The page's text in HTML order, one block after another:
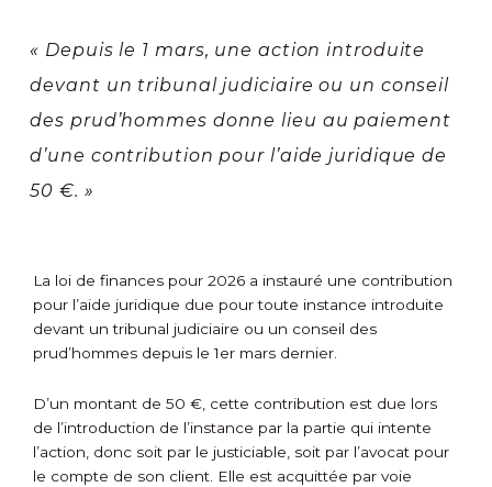
« Depuis le 1 mars, une action introduite
devant un tribunal judiciaire ou un conseil
des prud’hommes donne lieu au paiement
d’une contribution pour l’aide juridique de
50 €. »
La loi de finances pour 2026 a instauré une contribution
pour l’aide juridique due pour toute instance introduite
devant un tribunal judiciaire ou un conseil des
prud’hommes depuis le 1er mars dernier.
D’un montant de 50 €, cette contribution est due lors
de l’introduction de l’instance par la partie qui intente
l’action, donc soit par le justiciable, soit par l’avocat pour
le compte de son client. Elle est acquittée par voie